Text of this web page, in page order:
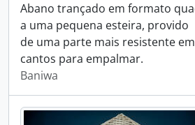
Abano trançado em formato
a uma pequena esteira, provido
de uma parte mais resistente
cantos para empalmar.
Baniwa